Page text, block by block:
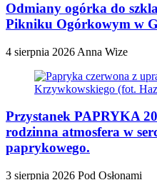
Odmiany ogórka do
Pikniku Ogórkowym w
4 sierpnia 2026 Anna Wize
Przystanek PAPRYKA
rodzinna atmosfera w
paprykowego.
3 sierpnia 2026 Pod Osłonami